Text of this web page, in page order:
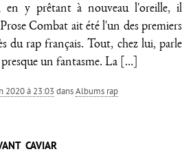
en y prêtant à nouveau l'oreille, il
Combat ait été l'un des premiers
du rap français. Tout, chez lui, parle
un fantasme. La
[…]
2020 à 23:03 dansAlbums rap
caviar